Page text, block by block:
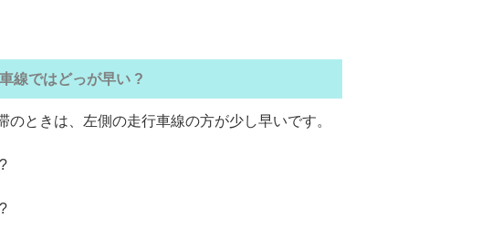
線ではどっが早い ?
のときは、左側の走行車線の方が少し早いです。